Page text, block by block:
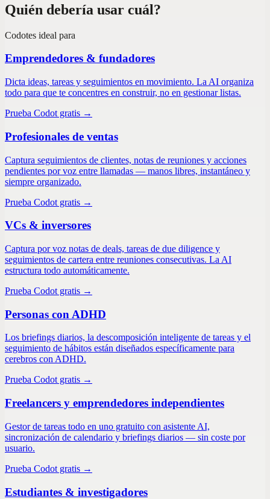
Quién debería usar cuál?
Codotes ideal para
Emprendedores & fundadores
Dicta ideas, tareas y seguimientos en movimiento. La AI organiza
todo para que te concentres en construir, no en gestionar listas.
Prueba Codot gratis →
Profesionales de ventas
Captura seguimientos de clientes, notas de reuniones y acciones
pendientes por voz entre llamadas — manos libres, instantáneo y
siempre organizado.
Prueba Codot gratis →
VCs & inversores
Captura por voz notas de deals, tareas de due diligence y
seguimientos de cartera entre reuniones consecutivas. La AI
estructura todo automáticamente.
Prueba Codot gratis →
Personas con ADHD
Los briefings diarios, la descomposición inteligente de tareas y el
seguimiento de hábitos están diseñados específicamente para
cerebros con ADHD.
Prueba Codot gratis →
Freelancers y emprendedores independientes
Gestor de tareas todo en uno gratuito con asistente AI,
sincronización de calendario y briefings diarios — sin coste por
usuario.
Prueba Codot gratis →
Estudiantes & investigadores